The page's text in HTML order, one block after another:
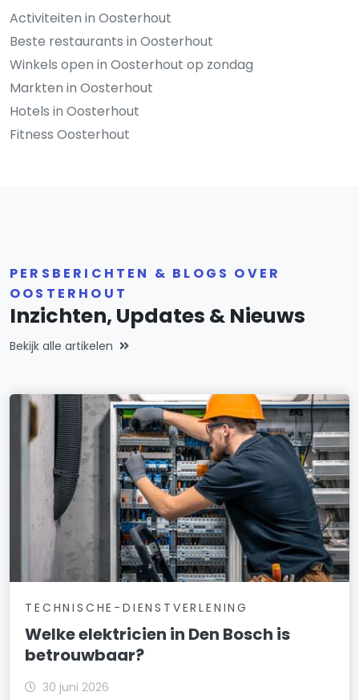
Activiteiten in Oosterhout
Beste restaurants in Oosterhout
Winkels open in Oosterhout op zondag
Markten in Oosterhout
Hotels in Oosterhout
Fitness Oosterhout
PERSBERICHTEN & BLOGS OVER
OOSTERHOUT
Inzichten, Updates & Nieuws
Bekijk alle artikelen
TECHNISCHE-DIENSTVERLENING
Welke elektricien in Den Bosch is
betrouwbaar?
30 juni 2026